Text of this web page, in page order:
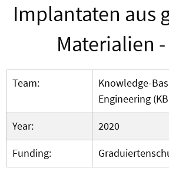
Implantaten aus
Materialien -
Team:
Knowledge-
Engineering
Year:
2020
Funding: